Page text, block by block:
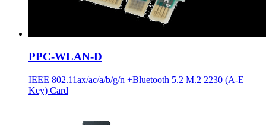
PPC-WLAN-D
IEEE 802.11ax/ac/a/b/g/n +Bluetooth 5.2 M.2 2230 (A-E
Key) Card